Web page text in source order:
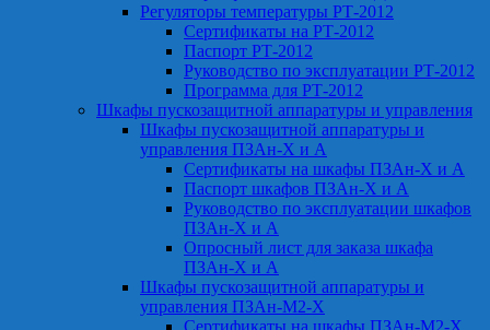
Регуляторы температуры РТ-2012
Сертификаты на РТ-2012
Паспорт РТ-2012
Руководство по эксплуатации РТ-2012
Программа для РТ-2012
Шкафы пускозащитной аппаратуры и управления
Шкафы пускозащитной аппаратуры и
управления ПЗАн-Х и А
Сертификаты на шкафы ПЗАн-Х и А
Паспорт шкафов ПЗАн-Х и А
Руководство по эксплуатации шкафов
ПЗАн-Х и А
Опросный лист для заказа шкафа
ПЗАн-Х и А
Шкафы пускозащитной аппаратуры и
управления ПЗАн-М2-Х
Сертификаты на шкафы ПЗАн-М2-Х